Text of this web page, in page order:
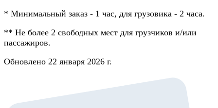
* Минимальный заказ - 1 час, для грузовика - 2 часа.
** Не более 2 свободных мест для грузчиков и/или
пассажиров.
Обновлено 22 января 2026 г.